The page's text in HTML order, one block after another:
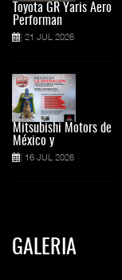
Toyota GR Yaris Aero
Performan
21 JUL 2026
Mitsubishi Motors de
México y
16 JUL 2026
GALERIA